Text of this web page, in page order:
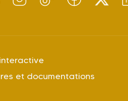
et documentations